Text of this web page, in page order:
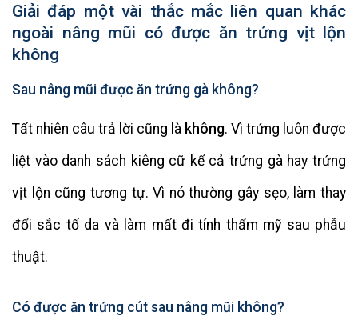
Giải đáp một vài thắc mắc liên quan khác
ngoài nâng mũi có được ăn trứng vịt lộn
không
Sau nâng mũi được ăn trứng gà không?
Tất nhiên câu trả lời cũng là không. Vì trứng luôn được
liệt vào danh sách kiêng cữ kể cả trứng gà hay trứng
vịt lộn cũng tương tự. Vì nó thường gây sẹo, làm thay
đổi sắc tố da và làm mất đi tính thẩm mỹ sau phẫu
thuật.
Có được ăn trứng cút sau nâng mũi không?